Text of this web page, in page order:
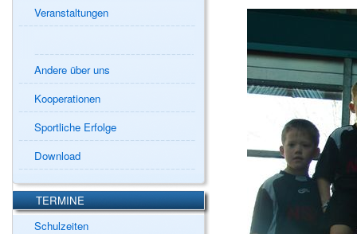
Veranstaltungen
Andere über uns
Kooperationen
Sportliche Erfolge
Download
TERMINE
Schulzeiten